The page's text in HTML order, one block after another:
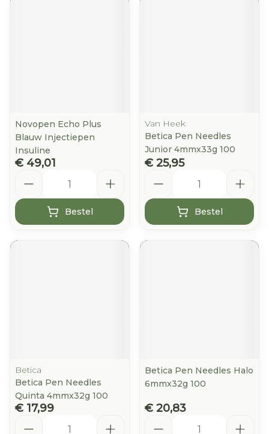
Novopen Echo Plus
Blauw Injectiepen
Insuline
€ 49,01
Bestel
Van Heek
Betica Pen Needles
Junior 4mmx33g 100
€ 25,95
Bestel
Betica
Betica Pen Needles
Quinta 4mmx32g 100
€ 17,99
Betica Pen Needles Halo
6mmx32g 100
€ 20,83